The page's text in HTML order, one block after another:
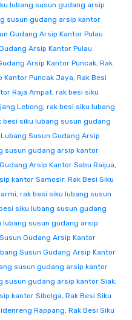
lubang susun gudang arsip
susun gudang arsip kantor
Gudang Arsip Kantor Pulau
Arsip Kantor Pulau
Arsip Kantor Puncak, Rak
Kantor Puncak Jaya, Rak Besi
Raja Ampat, rak besi siku
Lebong, rak besi siku lubang
besi siku lubang susun gudang
Susun Gudang Arsip
susun gudang arsip kantor
Arsip Kantor Sabu Raijua,
kantor Samosir, Rak Besi Siku
, rak besi siku lubang susun
siku lubang susun gudang
lubang susun gudang arsip
Gudang Arsip Kantor
Susun Gudang Arsip Kantor
susun gudang arsip kantor
susun gudang arsip kantor Siak,
kantor Sibolga, Rak Besi Siku
Rappang, Rak Besi Siku